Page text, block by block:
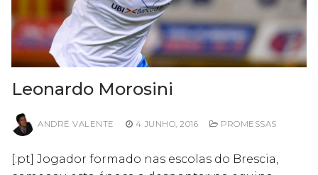
Leonardo Morosini
ANDRÉ VALENTE 4 JUNHO, 2016 PROMESSAS
[:pt] Jogador formado nas escolas do Brescia,